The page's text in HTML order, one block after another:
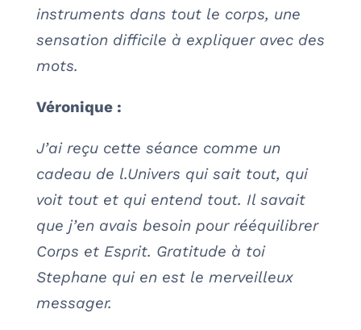
instruments dans tout le corps, une
sensation difficile à expliquer avec des
mots.
Véronique :
J’ai reçu cette séance comme un
cadeau de l.Univers qui sait tout, qui
voit tout et qui entend tout. Il savait
que j’en avais besoin pour rééquilibrer
Corps et Esprit. Gratitude à toi
Stephane qui en est le merveilleux
messager.